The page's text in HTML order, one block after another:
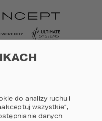
BY
do analizy ruchu i
wszystkie”,
danych